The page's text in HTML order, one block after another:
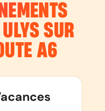
SUR
A6